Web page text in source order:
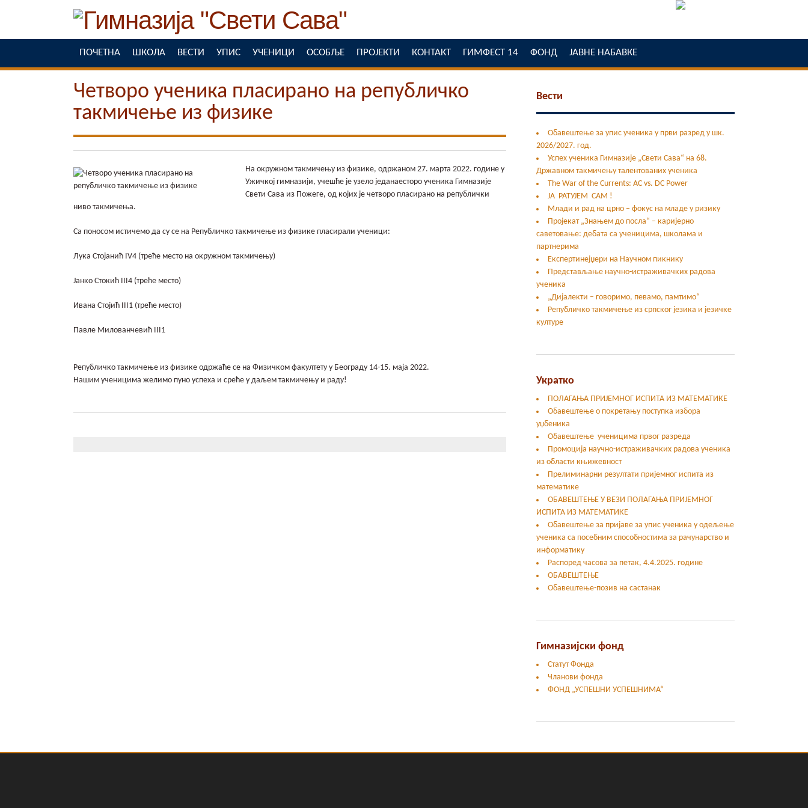
ПОЧЕТНА ШКОЛА ВЕСТИ УПИС УЧЕНИЦИ ОСОБЉЕ ПРОЈЕКТИ КОНТАКТ ГИМФЕСТ 14 ФОНД ЈАВНЕ НАБАВКЕ
Четворо ученика пласирано на републичко
такмичење из физике
На окружном такмичењу из физике, одржаном 27. марта 2022. године у
Ужичкој гимназији, учешће је узело једанаесторо ученика Гимназије
Свети Сава из Пожеге, од којих је четворо пласирано на републички
ниво такмичења.
Са поносом истичемо да су се на Републичко такмичење из физике пласирали ученици:
Лука Стојанић IV4 (треће место на окружном такмичењу)
Јанко Стокић III4 (треће место)
Ивана Стојић III1 (треће место)
Павле Милованчевић III1
Републичко такмичење из физике одржаће се на Физичком факултету у Београду 14-15. маја 2022.
Нашим ученицима желимо пуно успеха и среће у даљем такмичењу и раду!
Вести
Обавештење за упис ученика у први разред у шк.
2026/2027. год.
Успех ученика Гимназије „Свети Сава“ на 68.
Државном такмичењу талентованих ученика
The War of the Currents: AC vs. DC Power
ЈА РАТУЈЕМ САМ !
Млади и рад на црно – фокус на младе у ризику
Пројекат „Знањем до посла“ – каријерно
саветовање: дебата са ученицима, школама и
партнерима
Експертинејџери на Научном пикнику
Представљање научно-истраживачких радова
ученика
„Дијалекти – говоримо, певамо, памтимо“
Републичко такмичење из српског језика и језичке
културе
Укратко
ПОЛАГАЊА ПРИЈЕМНОГ ИСПИТА ИЗ МАТЕМАТИКЕ
Обавештење о покретању поступка избора
уџбеника
Обавештење ученицима првог разреда
Промоција научно-истраживачких радова ученика
из области књижевност
Прелиминарни резултати пријемног испита из
математике
ОБАВЕШТЕЊЕ У ВЕЗИ ПОЛАГАЊА ПРИЈЕМНОГ
ИСПИТА ИЗ МАТЕМАТИКЕ
Oбавештење за пријаве за упис ученика у одељење
ученика са посебним способностима за рачунарство и
информатику
Распоред часова за петак, 4.4.2025. године
ОБАВЕШТЕЊЕ
Обавештење-позив на састанак
Гимназијски фонд
Статут Фонда
Чланови фонда
ФОНД „УСПЕШНИ УСПЕШНИМА“